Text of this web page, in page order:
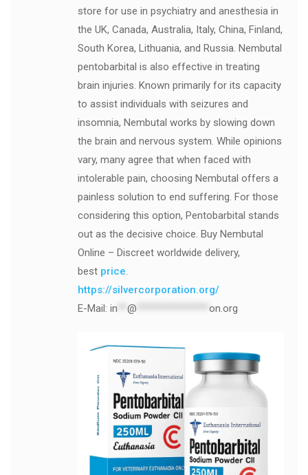
store for use in psychiatry and anesthesia in
the UK, Canada, Australia, Italy, China, Finland,
South Korea, Lithuania, and Russia. Nembutal
pentobarbital is also effective in treating
brain injuries. Known primarily for its capacity
to assist individuals with seizures and
insomnia, Nembutal works by slowing down
the brain and nervous system. While opinions
vary, many agree that when faced with
intolerable pain, choosing Nembutal offers a
painless solution to end suffering. For those
considering this option, Pentobarbital stands
out as the decisive choice. Buy Nembutal
Online – Discreet worldwide delivery,
best price.
https://silvercorporation.org/
E-Mail: in @ on.org